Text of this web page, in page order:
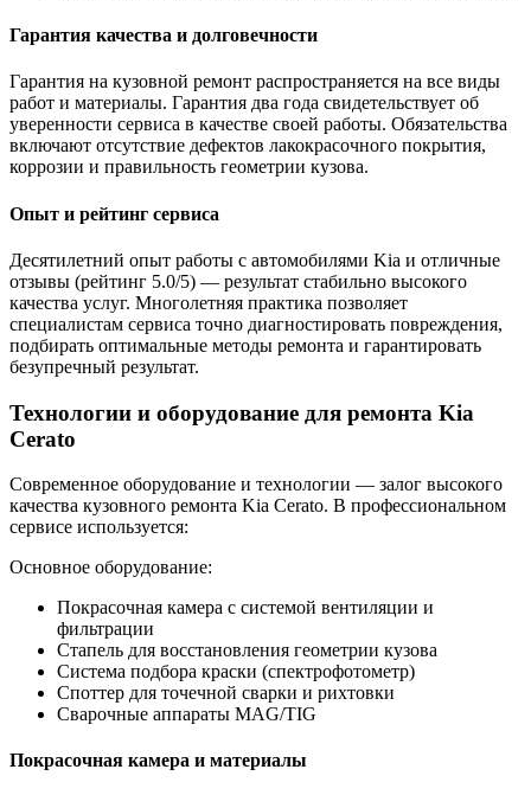
Гарантия качества и долговечности
Гарантия на кузовной ремонт распространяется на все виды
работ и материалы. Гарантия два года свидетельствует об
уверенности сервиса в качестве своей работы. Обязательства
включают отсутствие дефектов лакокрасочного покрытия,
коррозии и правильность геометрии кузова.
Опыт и рейтинг сервиса
Десятилетний опыт работы с автомобилями Kia и отличные
отзывы (рейтинг 5.0/5) — результат стабильно высокого
качества услуг. Многолетняя практика позволяет
специалистам сервиса точно диагностировать повреждения,
подбирать оптимальные методы ремонта и гарантировать
безупречный результат.
Технологии и оборудование для ремонта Kia
Cerato
Современное оборудование и технологии — залог высокого
качества кузовного ремонта Kia Cerato. В профессиональном
сервисе используется:
Основное оборудование:
Покрасочная камера с системой вентиляции и
фильтрации
Стапель для восстановления геометрии кузова
Система подбора краски (спектрофотометр)
Споттер для точечной сварки и рихтовки
Сварочные аппараты MAG/TIG
Покрасочная камера и материалы